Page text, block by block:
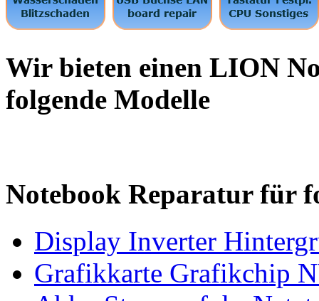
Wir bieten einen LION
folgende Modelle
Notebook Reparatur für
Display Inverter
Grafikkarte Grafikchip